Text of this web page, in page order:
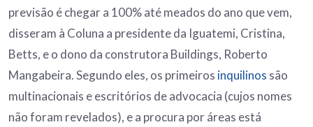
previsão é chegar a 100% até meados do ano que vem,
disseram à Coluna a presidente da Iguatemi, Cristina,
Betts, e o dono da construtora Buildings, Roberto
Mangabeira. Segundo eles, os primeiros inquilinos são
multinacionais e escritórios de advocacia (cujos nomes
não foram revelados), e a procura por áreas está